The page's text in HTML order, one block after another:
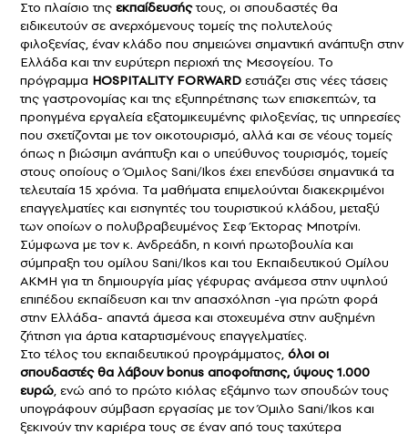
Στο πλαίσιο της εκπαίδευσήςτους, οι σπουδαστές θα
ειδικευτούν σε ανερχόμενους τομείς της πολυτελούς
φιλοξενίας, έναν κλάδο που σημειώνει σημαντική ανάπτυξη στην
Ελλάδα και την ευρύτερη περιοχή της Μεσογείου. Το
πρόγραμμα HOSPITALITY FORWARD εστιάζει στις νέες τάσεις
της γαστρονομίας και της εξυπηρέτησης των επισκεπτών, τα
προηγμένα εργαλεία εξατομικευμένης φιλοξενίας, τις υπηρεσίες
που σχετίζονται με τον οικοτουρισμό, αλλά και σε νέους τομείς
όπως η βιώσιμη ανάπτυξη και ο υπεύθυνος τουρισμός, τομείς
στους οποίους ο Όμιλος Sani/Ikos έχει επενδύσει σημαντικά τα
τελευταία 15 χρόνια. Τα μαθήματα επιμελούνται διακεκριμένοι
επαγγελματίες και εισηγητές του τουριστικού κλάδου, μεταξύ
των οποίων ο πολυβραβευμένος Σεφ Έκτορας Μποτρίνι.
Σύμφωνα με τον κ. Ανδρεάδη, η κοινή πρωτοβουλία και
σύμπραξη του ομίλου Sani/Ikos και του Εκπαιδευτικού Ομίλου
ΑΚΜΗ για τη δημιουργία μίας γέφυρας ανάμεσα στην υψηλού
επιπέδου εκπαίδευση και την απασχόληση -για πρώτη φορά
στην Ελλάδα- απαντά άμεσα και στοχευμένα στην αυξημένη
ζήτηση για άρτια καταρτισμένους επαγγελματίες.
Στο τέλος του εκπαιδευτικού προγράμματος, όλοι οι
σπουδαστές θα λάβουν bonus αποφοίτησης, ύψους 1.000
ευρώ, ενώ από το πρώτο κιόλας εξάμηνο των σπουδών τους
υπογράφουν σύμβαση εργασίας με τον Όμιλο Sani/Ikos και
ξεκινούν την καριέρα τους σε έναν από τους ταχύτερα